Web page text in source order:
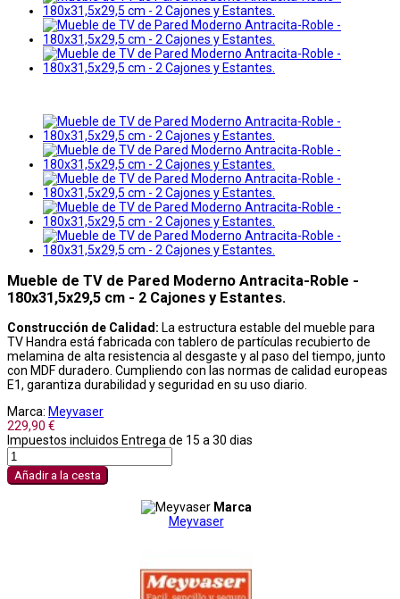
Mueble de TV de Pared Moderno Antracita-Roble -
180x31,5x29,5 cm - 2 Cajones y Estantes.
Construcción de Calidad: La estructura estable del mueble para
TV Handra está fabricada con tablero de partículas recubierto de
melamina de alta resistencia al desgaste y al paso del tiempo, junto
con MDF duradero. Cumpliendo con las normas de calidad europeas
E1, garantiza durabilidad y seguridad en su uso diario.
Marca: Meyvaser
229,90 €
Impuestos incluidos Entrega de 15 a 30 dias
Añadir a la cesta
Marca
Meyvaser